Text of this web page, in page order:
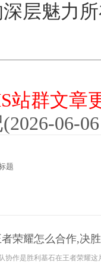
层魅力
站群文章
06-
题
荣耀怎么合作,决
协作是胜利基石在王者荣耀